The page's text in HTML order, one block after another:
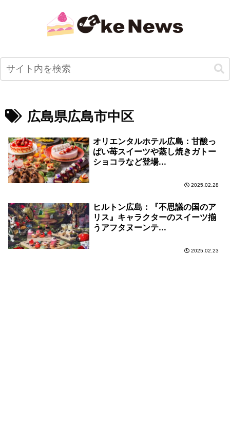
広島県広島市中区
オリエンタルホテル広島：甘酸っ
ぱい苺スイーツや蒸し焼きガトー
ショコラなど登場...
2025.02.28
ヒルトン広島：『不思議の国のア
リス』キャラクターのスイーツ揃
うアフタヌーンテ...
2025.02.23